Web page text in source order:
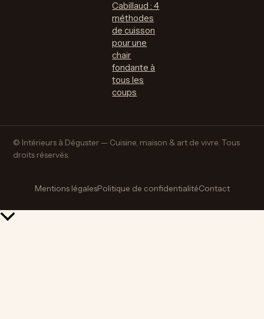
Cabillaud : 4
méthodes
de cuisson
pour une
chair
fondante à
tous les
coups
© Intérieurs à Déguster — Cuisine, maison & art de vivre. Tous
droits réservés.
Mentions légalesPolitique de confidentialitéContact